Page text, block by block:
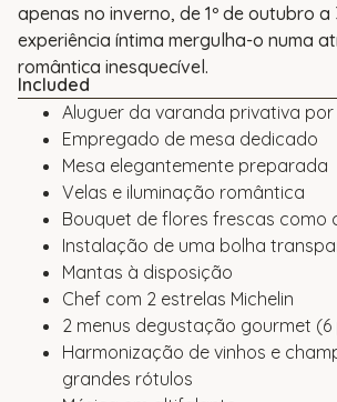
apenas no inverno, de 1º de outubro
experiência íntima mergulha-o numa
romântica inesquecível.
Included
Aluguer da varanda privativa por
Empregado de mesa dedicado
Mesa elegantemente preparada
Velas e iluminação romântica
Bouquet de flores frescas como
Instalação de uma bolha
Mantas à disposição
Chef com 2 estrelas Michelin
2 menus degustação gourmet
Harmonização de vinhos e
grandes rótulos